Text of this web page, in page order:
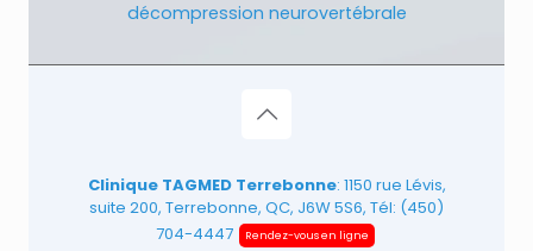
décompression neurovertébrale
Clinique TAGMED Terrebonne: 1150 rue Lévis,
suite 200, Terrebonne, QC, J6W 5S6, Tél: (450)
704-4447
Rendez-vous en ligne